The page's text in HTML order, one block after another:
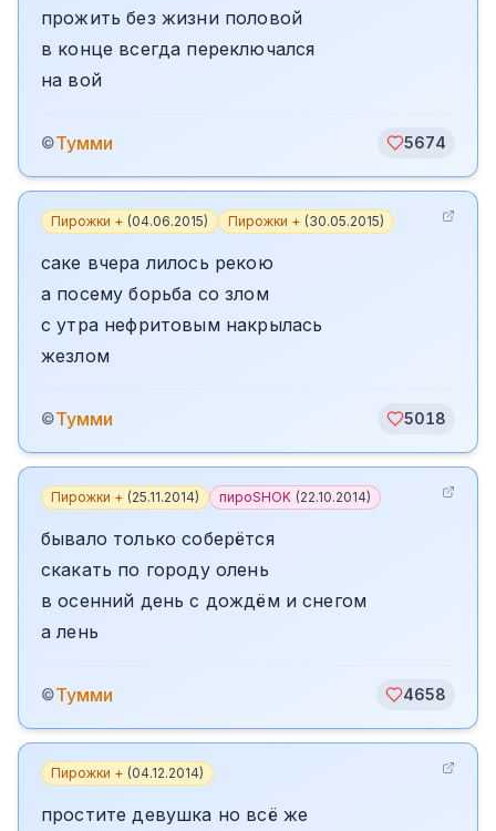
прожить без жизни половой
в конце всегда переключался
на вой
©Тумми 5674
Пирожки + (04.06.2015) Пирожки + (30.05.2015)
саке вчера лилось рекою
а посему борьба со злом
с утра нефритовым накрылась
жезлом
©Тумми 5018
Пирожки + (25.11.2014) пироSHOK (22.10.2014)
бывало только соберётся
скакать по городу олень
в осенний день с дождём и снегом
а лень
©Тумми 4658
Пирожки + (04.12.2014)
простите девушка но всё же